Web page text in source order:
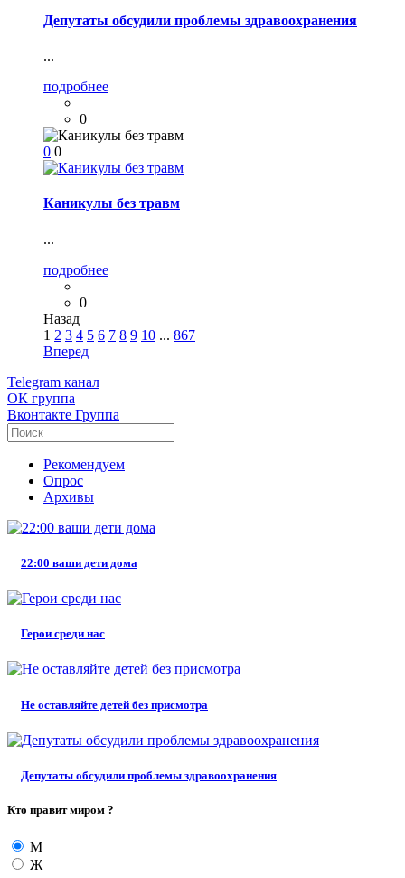
Депутаты обсудили проблемы здравоохранения
...
подробнее
0
0 0
Каникулы без травм
...
подробнее
0
Назад
1 2 3 4 5 6 7 8 9 10 ... 867
Вперед
Telegram канал
ОК группа
Вконтакте Группа
Рекомендуем
Опрос
Архивы
22:00 ваши дети дома
Герои среди нас
Не оставляйте детей без присмотра
Депутаты обсудили проблемы здравоохранения
Кто правит миром ?
М
Ж